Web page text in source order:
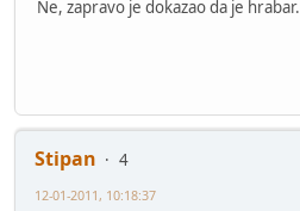
Ne, zapravo je dokazao da je hrabar.
Stipan
4
12-01-2011, 10:18:37